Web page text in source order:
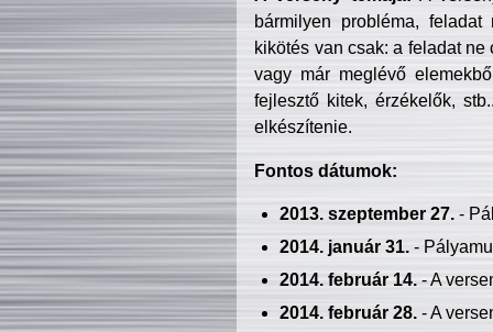
bármilyen probléma, feladat
kikötés van csak: a feladat
vagy már meglévő
fejlesztő kitek, érzékelők,
elkészítenie.
Fontos dátumok:
2013. szeptember 27.-
2014. január 31.-
2014. február 14.- A
2014. február 28.- A